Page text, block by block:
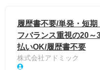
履歴書不要/単発・短
フバランス重視の20～
払いOK/履歴書不要
株式会社アドミック